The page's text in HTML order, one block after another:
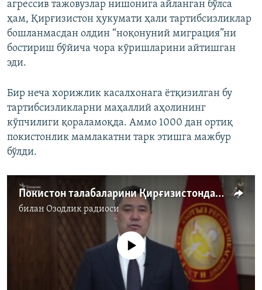
агрессив тажовузлар нишонига айланган бўлса
ҳам, Қирғизистон ҳукумати ҳали тартибсизликлар
бошланмасдан олдин “ноқонуний миграция”ни
бостириш бўйича чора кўришларини айтишган
эди.
Бир неча хорижлик касалхонага ётқизилган бу
тартибсизликларни маҳаллий аҳолининг
кўпчилиги қораламоқда. Аммо 1000 дан ортиқ
покистонлик мамлакатни тарк этишга мажбур
бўлди.
Покистон талабаларини Қирғизистондан олиб кетмоқда
билан Озодлик радиоси
Айни дамда медиа-манба мавжуд эмас